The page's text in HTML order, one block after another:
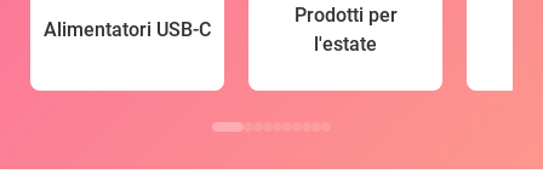
Alimentatori USB-C
Prodotti per
l'estate